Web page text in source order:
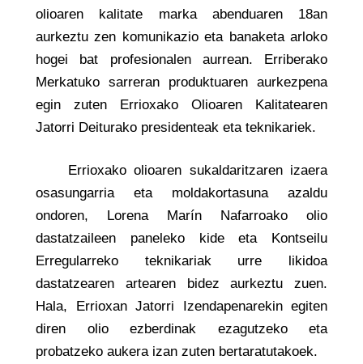
olioaren kalitate marka abenduaren 18an
aurkeztu zen komunikazio eta banaketa arloko
hogei bat profesionalen aurrean. Erriberako
Merkatuko sarreran produktuaren aurkezpena
egin zuten Errioxako Olioaren Kalitatearen
Jatorri Deiturako presidenteak eta teknikariek.
Errioxako olioaren sukaldaritzaren izaera
osasungarria eta moldakortasuna azaldu
ondoren, Lorena Marín Nafarroako olio
dastatzaileen paneleko kide eta Kontseilu
Erregularreko teknikariak urre likidoa
dastatzearen artearen bidez aurkeztu zuen.
Hala, Errioxan Jatorri Izendapenarekin egiten
diren olio ezberdinak ezagutzeko eta
probatzeko aukera izan zuten bertaratutakoek.